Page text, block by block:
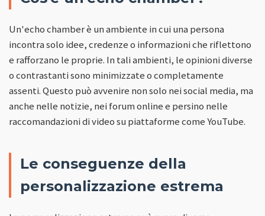
Un'echo chamber è un ambiente in cui una persona
incontra solo idee, credenze o informazioni che riflettono
e rafforzano le proprie. In tali ambienti, le opinioni diverse
o contrastanti sono minimizzate o completamente
assenti. Questo può avvenire non solo nei social media, ma
anche nelle notizie, nei forum online e persino nelle
raccomandazioni di video su piattaforme come YouTube.
Le conseguenze della
personalizzazione estrema